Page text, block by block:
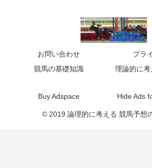
お問い合わせ
プラ
競馬の基礎知識
理論的に
Buy Adspace
Hide Ads
© 2019 論理的に考える 競馬予想